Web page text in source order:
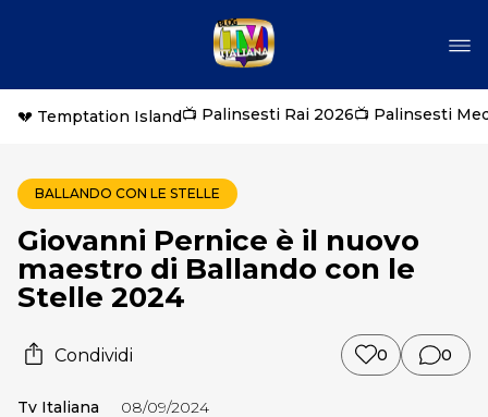
💔 Temptation Island📺 Palinsesti Rai 2026📺 Palinsesti
BALLANDO CON LE STELLE
Giovanni Pernice è il nuovo
maestro di Ballando con le
Stelle 2024
Condividi 0 0
Tv Italiana 08/09/2024